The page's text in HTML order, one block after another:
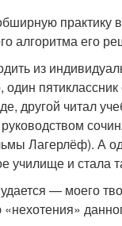
практику
алгоритма его
из
другой читал
Лагерлёф). А
училище и стала
— моего